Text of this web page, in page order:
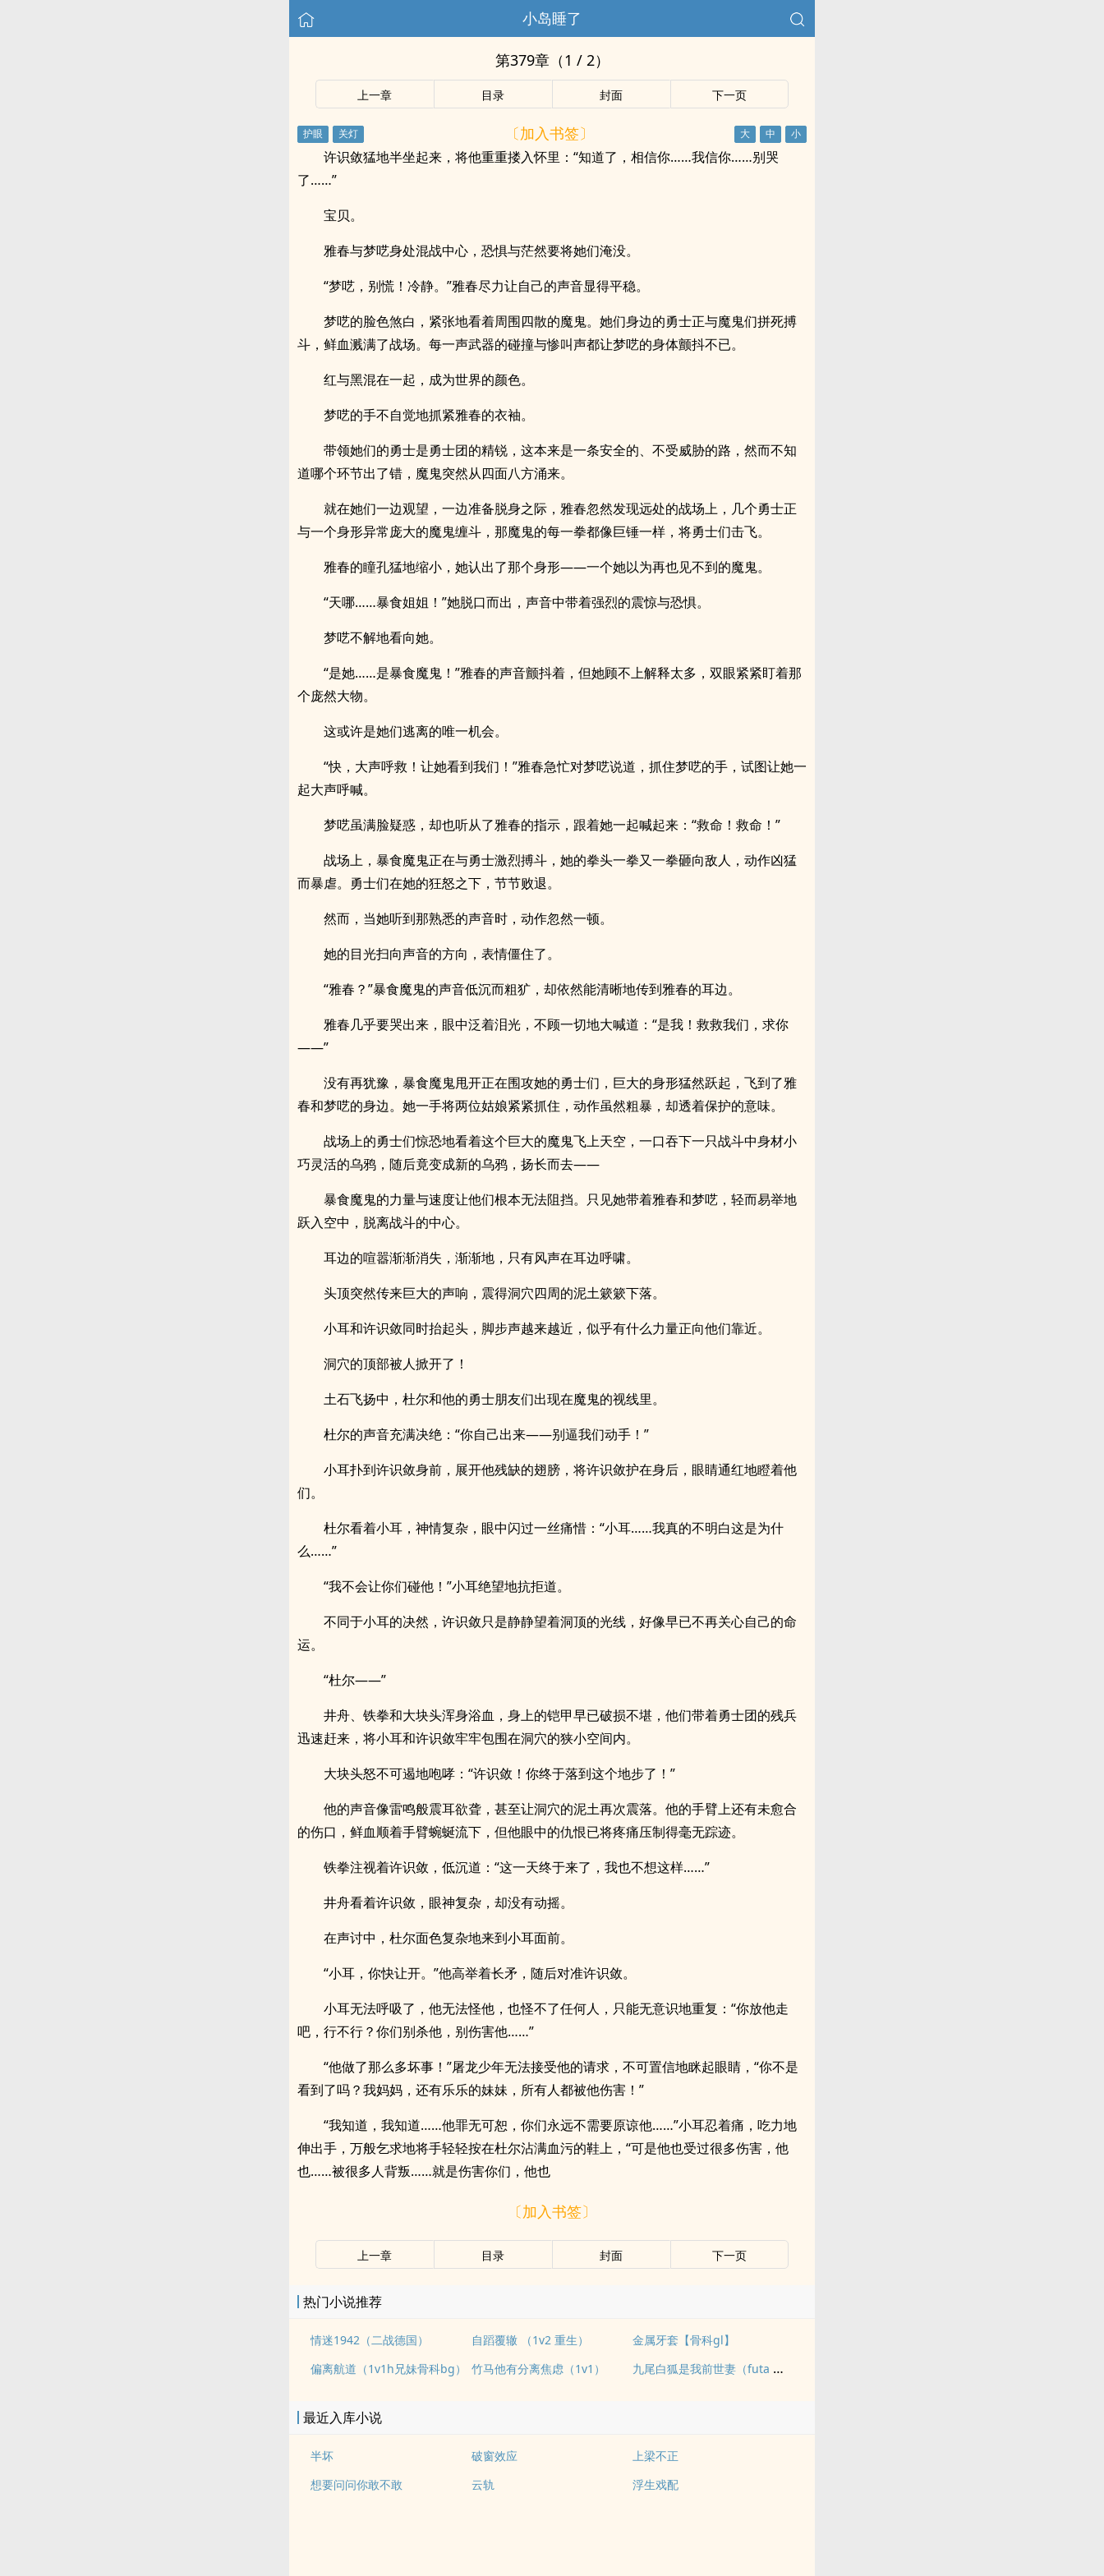
小岛睡了
第379章（1 / 2）
上一章 目录 封面 下一页
〔加入书签〕
许识敛猛地半坐起来，将他重重搂入怀里：“知道了，相信你……我信你……别哭
了……”
宝贝。
雅春与梦呓身处混战中心，恐惧与茫然要将她们淹没。
“梦呓，别慌！冷静。”雅春尽力让自己的声音显得平稳。
梦呓的脸色煞白，紧张地看着周围四散的魔鬼。她们身边的勇士正与魔鬼们拼死搏
斗，鲜血溅满了战场。每一声武器的碰撞与惨叫声都让梦呓的身体颤抖不已。
红与黑混在一起，成为世界的颜色。
梦呓的手不自觉地抓紧雅春的衣袖。
带领她们的勇士是勇士团的精锐，这本来是一条安全的、不受威胁的路，然而不知
道哪个环节出了错，魔鬼突然从四面八方涌来。
就在她们一边观望，一边准备脱身之际，雅春忽然发现远处的战场上，几个勇士正
与一个身形异常庞大的魔鬼缠斗，那魔鬼的每一拳都像巨锤一样，将勇士们击飞。
雅春的瞳孔猛地缩小，她认出了那个身形——一个她以为再也见不到的魔鬼。
“天哪……暴食姐姐！”她脱口而出，声音中带着强烈的震惊与恐惧。
梦呓不解地看向她。
“是她……是暴食魔鬼！”雅春的声音颤抖着，但她顾不上解释太多，双眼紧紧盯着那
个庞然大物。
这或许是她们逃离的唯一机会。
“快，大声呼救！让她看到我们！”雅春急忙对梦呓说道，抓住梦呓的手，试图让她一
起大声呼喊。
梦呓虽满脸疑惑，却也听从了雅春的指示，跟着她一起喊起来：“救命！救命！”
战场上，暴食魔鬼正在与勇士激烈搏斗，她的拳头一拳又一拳砸向敌人，动作凶猛
而暴虐。勇士们在她的狂怒之下，节节败退。
然而，当她听到那熟悉的声音时，动作忽然一顿。
她的目光扫向声音的方向，表情僵住了。
“雅春？”暴食魔鬼的声音低沉而粗犷，却依然能清晰地传到雅春的耳边。
雅春几乎要哭出来，眼中泛着泪光，不顾一切地大喊道：“是我！救救我们，求你
——”
没有再犹豫，暴食魔鬼甩开正在围攻她的勇士们，巨大的身形猛然跃起，飞到了雅
春和梦呓的身边。她一手将两位姑娘紧紧抓住，动作虽然粗暴，却透着保护的意味。
战场上的勇士们惊恐地看着这个巨大的魔鬼飞上天空，一口吞下一只战斗中身材小
巧灵活的乌鸦，随后竟变成新的乌鸦，扬长而去——
暴食魔鬼的力量与速度让他们根本无法阻挡。只见她带着雅春和梦呓，轻而易举地
跃入空中，脱离战斗的中心。
耳边的喧嚣渐渐消失，渐渐地，只有风声在耳边呼啸。
头顶突然传来巨大的声响，震得洞穴四周的泥土簌簌下落。
小耳和许识敛同时抬起头，脚步声越来越近，似乎有什么力量正向他们靠近。
洞穴的顶部被人掀开了！
土石飞扬中，杜尔和他的勇士朋友们出现在魔鬼的视线里。
杜尔的声音充满决绝：“你自己出来——别逼我们动手！”
小耳扑到许识敛身前，展开他残缺的翅膀，将许识敛护在身后，眼睛通红地瞪着他
们。
杜尔看着小耳，神情复杂，眼中闪过一丝痛惜：“小耳……我真的不明白这是为什
么……”
“我不会让你们碰他！”小耳绝望地抗拒道。
不同于小耳的决然，许识敛只是静静望着洞顶的光线，好像早已不再关心自己的命
运。
“杜尔——”
井舟、铁拳和大块头浑身浴血，身上的铠甲早已破损不堪，他们带着勇士团的残兵
迅速赶来，将小耳和许识敛牢牢包围在洞穴的狭小空间内。
大块头怒不可遏地咆哮：“许识敛！你终于落到这个地步了！”
他的声音像雷鸣般震耳欲聋，甚至让洞穴的泥土再次震落。他的手臂上还有未愈合
的伤口，鲜血顺着手臂蜿蜒流下，但他眼中的仇恨已将疼痛压制得毫无踪迹。
铁拳注视着许识敛，低沉道：“这一天终于来了，我也不想这样……”
井舟看着许识敛，眼神复杂，却没有动摇。
在声讨中，杜尔面色复杂地来到小耳面前。
“小耳，你快让开。”他高举着长矛，随后对准许识敛。
小耳无法呼吸了，他无法怪他，也怪不了任何人，只能无意识地重复：“你放他走
吧，行不行？你们别杀他，别伤害他……”
“他做了那么多坏事！”屠龙少年无法接受他的请求，不可置信地眯起眼睛，“你不是
看到了吗？我妈妈，还有乐乐的妹妹，所有人都被他伤害！”
“我知道，我知道……他罪无可恕，你们永远不需要原谅他……”小耳忍着痛，吃力地
伸出手，万般乞求地将手轻轻按在杜尔沾满血污的鞋上，“可是他也受过很多伤害，他
也……被很多人背叛……就是伤害你们，他也
〔加入书签〕
上一章 目录 封面 下一页
热门小说推荐
情迷1942（二战德国） 自蹈覆辙 （1v2 重生）
金属牙套【骨科gl】
偏离航道（1v1h兄妹骨科bg）
竹马他有分离焦虑（1v1） 九尾白狐是我前世妻（futa 百合）
最近入库小说
半坏 破窗效应
上梁不正
想要问问你敢不敢
云轨 浮生戏配